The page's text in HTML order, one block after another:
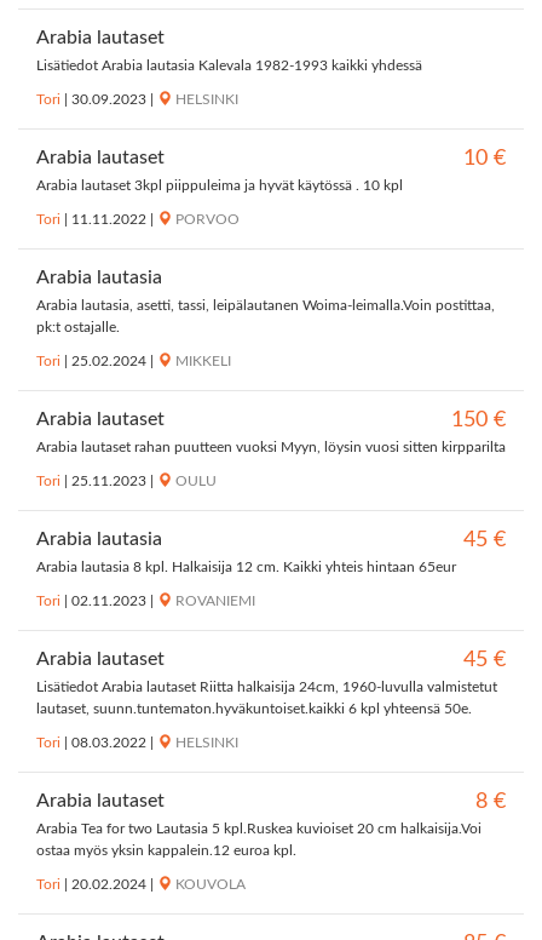
Arabia lautaset
Lisätiedot Arabia lautasia Kalevala 1982-1993 kaikki yhdessä
Tori 30.09.2023 HELSINKI
Arabia lautaset 10 €
Arabia lautaset 3kpl piippuleima ja hyvät käytössä . 10 kpl
Tori 11.11.2022 PORVOO
Arabia lautasia
Arabia lautasia, asetti, tassi, leipälautanen Woima-leimalla.Voin postittaa,
pk:t ostajalle.
Tori 25.02.2024 MIKKELI
Arabia lautaset 150 €
Arabia lautaset rahan puutteen vuoksi Myyn, löysin vuosi sitten kirpparilta
Tori 25.11.2023 OULU
Arabia lautasia 45 €
Arabia lautasia 8 kpl. Halkaisija 12 cm. Kaikki yhteis hintaan 65eur
Tori 02.11.2023 ROVANIEMI
Arabia lautaset 45 €
Lisätiedot Arabia lautaset Riitta halkaisija 24cm, 1960-luvulla valmistetut
lautaset, suunn.tuntematon.hyväkuntoiset.kaikki 6 kpl yhteensä 50e.
Tori 08.03.2022 HELSINKI
Arabia lautaset 8 €
Arabia Tea for two Lautasia 5 kpl.Ruskea kuvioiset 20 cm halkaisija.Voi
ostaa myös yksin kappalein.12 euroa kpl.
Tori 20.02.2024 KOUVOLA